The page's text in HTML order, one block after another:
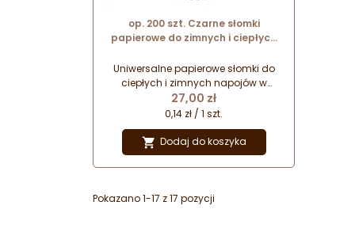
op. 200 szt. Czarne słomki
papierowe do zimnych i ciepłych
mm x dł. 250 mm - GoDan
Uniwersalne papierowe słomki do
ciepłych i zimnych napojów w
kolorze czarnym. Całkowicie
bezpieczne dla środowiska -
smak serwowanych napojów.
Idealne do lemoniady i kaw
mrożonych.
Cena
27,00 zł
0,14 zł / 1 szt.
 Dodaj do koszyka
Pokazano 1-17 z 17 pozycji